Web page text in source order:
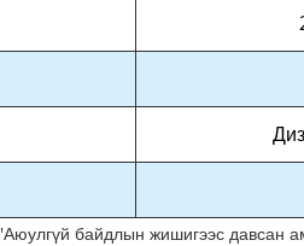
'Аюулгүй байдлын жишигээс давсан